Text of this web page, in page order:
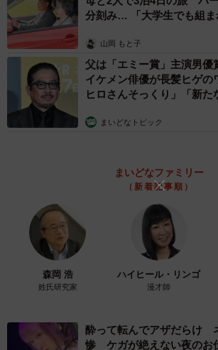
加えて西さんは、「バレンタインにぴっ
分刻み… 「大学生でも組ま
山岡 もと子
父は「エミー賞」主演男
イケメン俳優が長髪ヒゲの
ヒロさんそっくり」「新た
まいどなトピック
まいどなファミリー
（新着記事順）
森岡 浩
姓氏研究家
ハイヒール・リンゴ
漫才師
酔って転んでアザだらけ
惨 ケガが絶えない夜のお